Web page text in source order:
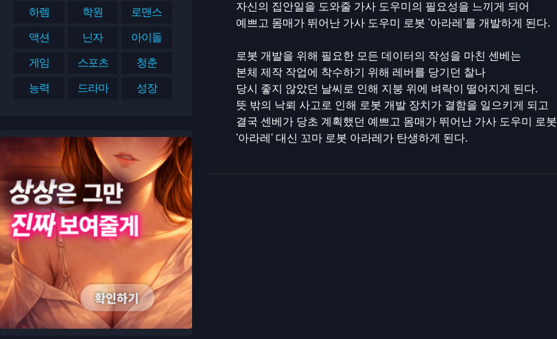
하렘 학원 로맨스
액션 닌자 아이돌
게임 스포츠 청춘
능력 드라마 성장
자신의 집안일을 도와줄 가사 도우미의 필요성을 느끼게 되어
예쁘고 몸매가 뛰어난 가사 도우미 로봇 '아라레'를 개발하게 된다.
로봇 개발을 위해 필요한 모든 데이터의 작성을 마친 센베는
본체 제작 작업에 착수하기 위해 레버를 당기던 찰나
당시 좋지 않았던 날씨로 인해 지붕 위에 벼락이 떨어지게 된다.
뜻 밖의 낙뢰 사고로 인해 로봇 개발 장치가 결함을 일으키게 되고
결국 센베가 당초 계획했던 예쁘고 몸매가 뛰어난 가사 도우미 로봇
'아라레' 대신 꼬마 로봇 아라레가 탄생하게 된다.